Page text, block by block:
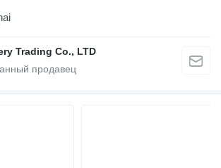
Trading Co., LTD